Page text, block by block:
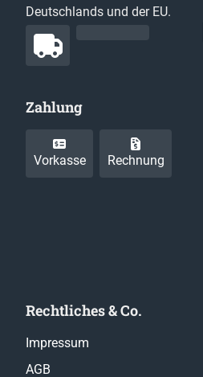
Deutschlands und der EU.
Zahlung
Vorkasse Rechnung
Rechtliches & Co.
Impressum
AGB